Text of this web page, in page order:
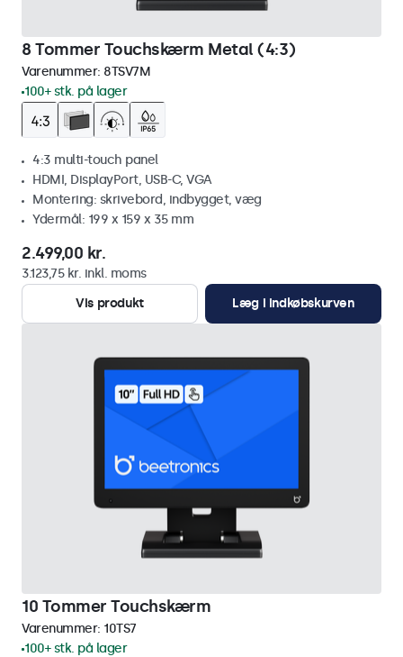
8 Tommer Touchskærm Metal (4:3)
Varenummer: 8TSV7M
100+ stk. på lager
4:3 multi-touch panel
HDMI, DisplayPort, USB-C, VGA
Montering: skrivebord, indbygget, væg
Ydermål: 199 x 159 x 35 mm
2.499,00 kr.
3.123,75 kr. inkl. moms
Vis produkt
Læg i indkøbskurven
10 Tommer Touchskærm
Varenummer: 10TS7
100+ stk. på lager